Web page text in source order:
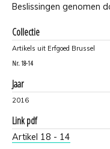
Beslissingen genomen
Collectie
Artikels uit Erfgoed Brussel
Nr. 18-14
Jaar
2016
Link pdf
Artikel 18 - 14